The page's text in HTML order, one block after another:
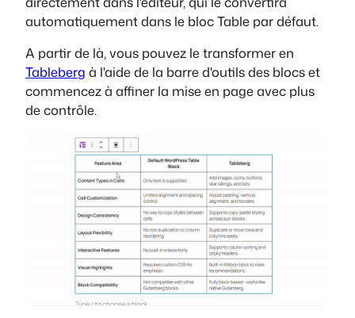
automatiquement dans le bloc Table par défaut.
A partir de là, vous pouvez le transformer en
Tableberg à l'aide de la barre d'outils des blocs et
commencez à affiner la mise en page avec plus
de contrôle.